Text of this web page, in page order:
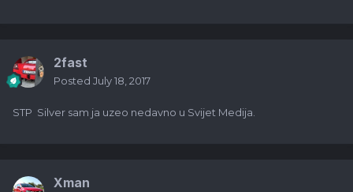
2fast
Posted July 18, 2017
STP Silver sam ja uzeo nedavno u Svijet Medija.
Xman